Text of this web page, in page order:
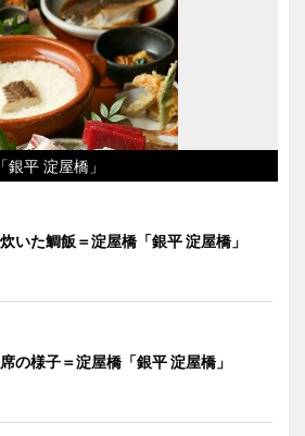
平 淀屋橋」
いた鯛飯＝淀屋橋「銀平 淀屋橋」
の様子＝淀屋橋「銀平 淀屋橋」